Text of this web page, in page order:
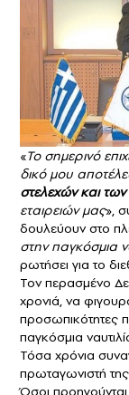
«Το σημερινό
δικό μου
στελεχών και
εταιρειών μας»,
δουλεύουν στο
στην παγκόσμια
ρωτήσει για το
Toν περασμένο
χρονιά, να
προσωπικότητες
παγκόσμια
Τόσα χρόνια
πρωταγωνιστή